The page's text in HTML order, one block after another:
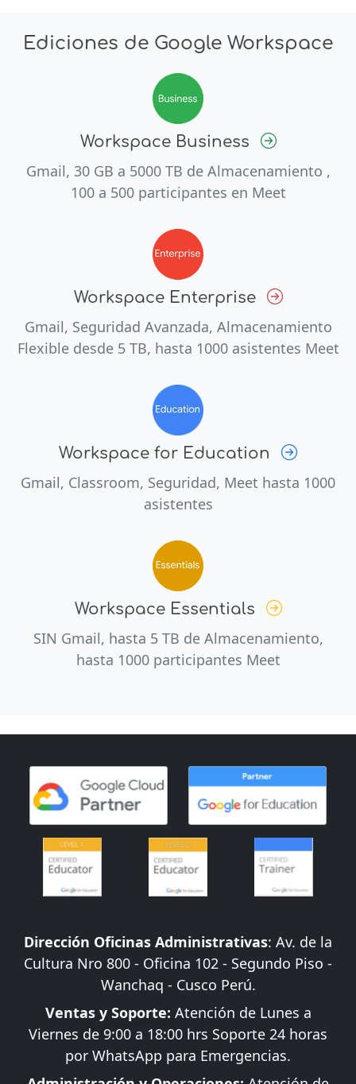
Ediciones de Google Workspace
Workspace Business
Gmail, 30 GB a 5000 TB de Almacenamiento ,
100 a 500 participantes en Meet
Workspace Enterprise
Gmail, Seguridad Avanzada, Almacenamiento
Flexible desde 5 TB, hasta 1000 asistentes Meet
Workspace for Education
Gmail, Classroom, Seguridad, Meet hasta 1000
asistentes
Workspace Essentials
SIN Gmail, hasta 5 TB de Almacenamiento,
hasta 1000 participantes Meet
Dirección Oficinas Administrativas: Av. de la
Cultura Nro 800 - Oficina 102 - Segundo Piso -
Wanchaq - Cusco Perú.
Ventas y Soporte: Atención de Lunes a
Viernes de 9:00 a 18:00 hrs Soporte 24 horas
por WhatsApp para Emergencias.